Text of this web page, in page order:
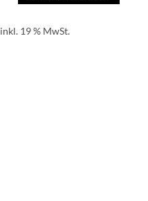
inkl. 19 % MwSt.